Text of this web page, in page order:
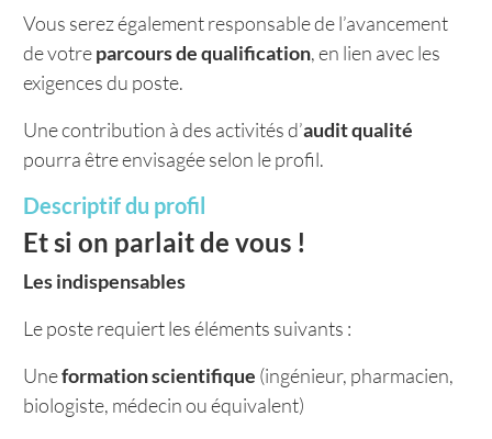
Vous serez également responsable de l’avancement
de votreparcours de qualification, en lien avec les
exigences du poste.
Une contribution à des activités d’audit qualité
pourra être envisagée selon le profil.
Descriptif du profil
Et si on parlait de vous !
Les indispensables
Le poste requiert les éléments suivants :
Uneformation scientifique (ingénieur, pharmacien,
biologiste, médecin ou équivalent)